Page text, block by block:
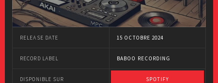
RELEASE DATE 15 OCTOBRE 2024
RECORD LABEL BABOO RECORDING
DISPONIBLE SUR SPOTIFY